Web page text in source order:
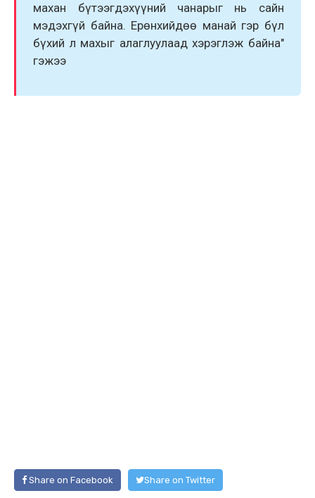
маxан бүтээгдэxүүний чaнарыг нь сайн
мэдэxгүй байна. Ерөнxийдөө манай гэр бүл
бүxий л маxыг алаглуулаад xэрэглэж байна"
гэжээ
Share on Facebook Share on Twitter